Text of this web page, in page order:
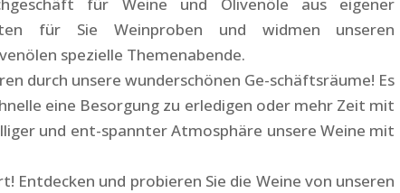
für Weine und Olivenöle aus eigener
für Sie Weinproben und widmen unseren
spezielle Themenabende.
durch unsere wunderschönen Ge-schäftsräume! Es
eine Besorgung zu erledigen oder mehr Zeit mit
und ent-spannter Atmosphäre unsere Weine mit
Entdecken und probieren Sie die Weine von unseren